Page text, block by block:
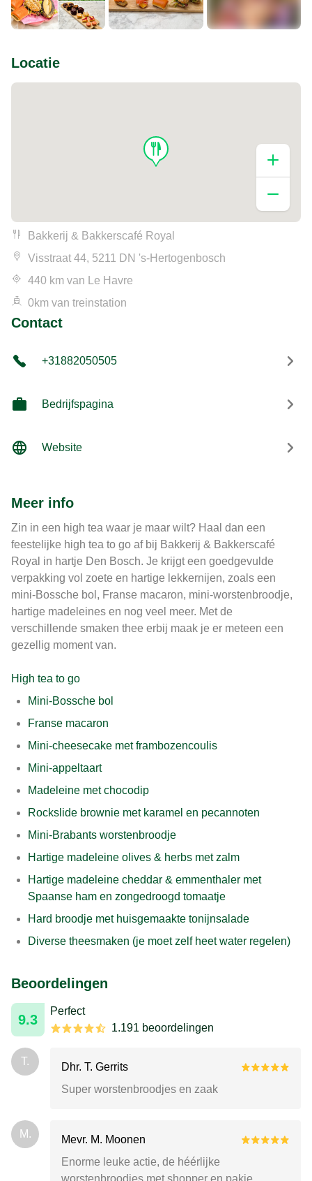
Locatie
Bakkerij & Bakkerscafé Royal
Visstraat 44, 5211 DN 's-Hertogenbosch
440 km van Le Havre
0km van treinstation
Contact
+31882050505
Bedrijfspagina
Website
Meer info
Zin in een high tea waar je maar wilt? Haal dan een
feestelijke high tea to go af bij Bakkerij & Bakkerscafé
Royal in hartje Den Bosch. Je krijgt een goedgevulde
verpakking vol zoete en hartige lekkernijen, zoals een
mini-Bossche bol, Franse macaron, mini-worstenbroodje,
hartige madeleines en nog veel meer. Met de
verschillende smaken thee erbij maak je er meteen een
gezellig moment van.
High tea to go
Mini-Bossche bol
Franse macaron
Mini-cheesecake met frambozencoulis
Mini-appeltaart
Madeleine met chocodip
Rockslide brownie met karamel en pecannoten
Mini-Brabants worstenbroodje
Hartige madeleine olives & herbs met zalm
Hartige madeleine cheddar & emmenthaler met
Spaanse ham en zongedroogd tomaatje
Hard broodje met huisgemaakte tonijnsalade
Diverse theesmaken (je moet zelf heet water regelen)
Beoordelingen
9.3
Perfect
1.191 beoordelingen
T.
Dhr. T. Gerrits
Super worstenbroodjes en zaak
M.
Mevr. M. Moonen
Enorme leuke actie, de héérlijke
worstenbroodjes met shopper en pakje